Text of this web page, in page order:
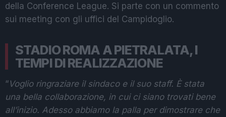
della Conference League. Si parte con un commento
sui meeting con gli uffici del Campidoglio.
STADIO ROMA A PIETRALATA, I
TEMPI DI REALIZZAZIONE
“ Voglio ringraziare il sindaco e il suo staff. È stata
una bella collaborazione, in cui ci siano trovati bene
all’inizio. Adesso abbiamo la palla per dimostrare che